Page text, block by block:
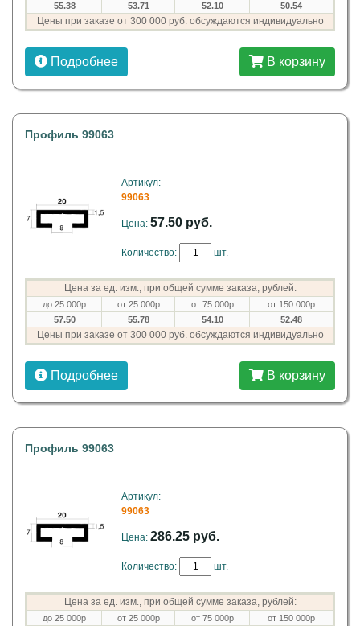
55.38
53.71 52.10 50.54
Цены при заказе от 300 000 руб. обсуждаются индивидуально
Подробнее В корзину
Профиль 99063
Артикул:
99063
Цена: 57.50 руб.
Количество: шт.
Цена за ед. изм., при общей сумме заказа, рублей:
до 25 000р от 25 000р от 75 000р
от 150 000р
57.50
55.78 54.10 52.48
Цены при заказе от 300 000 руб. обсуждаются индивидуально
Подробнее В корзину
Профиль 99063
Артикул:
99063
Цена: 286.25 руб.
Количество: шт.
Цена за ед. изм., при общей сумме заказа, рублей:
до 25 000р от 25 000р от 75 000р от 150 000р